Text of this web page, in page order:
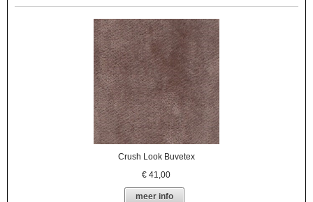
Crush Look Buvetex
€41,00
meer info